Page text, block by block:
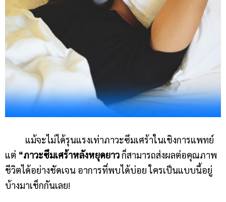
แม้จะไม่ได้รุนแรงเท่าภาวะซึมเศร้าในเชิงการแพทย์
แต่ “ภาวะซึมเศร้าหลังหยุดยาวก็สามารถส่งผลต่อคุณภาพ
ชีวิตได้อย่างชัดเจน อาการที่พบได้บ่อย ใครเป็นแบบนี้อยู่
บ้างมาเช็กกันเลย!